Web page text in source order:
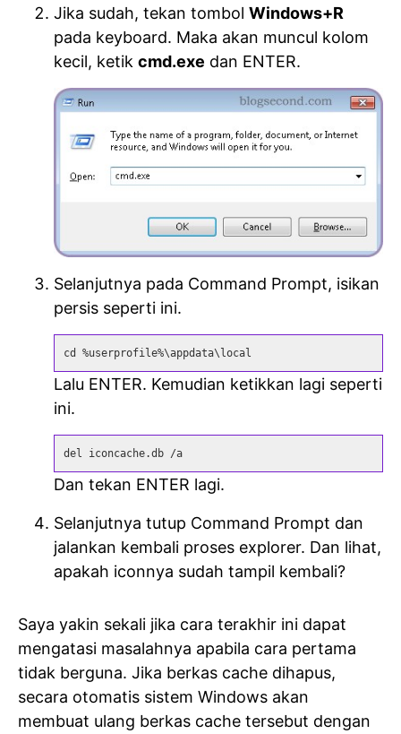
Jika sudah, tekan tombol Windows+R
pada keyboard. Maka akan muncul kolom
kecil, ketik cmd.exe dan ENTER.
Selanjutnya pada Command Prompt, isikan
persis seperti ini.
cd %userprofile%\appdata\local
Lalu ENTER. Kemudian ketikkan lagi seperti
ini.
del iconcache.db /a
Dan tekan ENTER lagi.
Selanjutnya tutup Command Prompt dan
jalankan kembali proses explorer. Dan lihat,
apakah iconnya sudah tampil kembali?
Saya yakin sekali jika cara terakhir ini dapat
mengatasi masalahnya apabila cara pertama
tidak berguna. Jika berkas cache dihapus,
secara otomatis sistem Windows akan
membuat ulang berkas cache tersebut dengan